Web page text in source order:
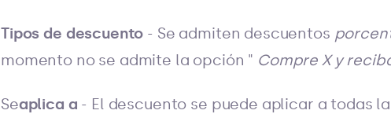
Tipos de descuento - Se admiten descuentos
momento no se admite la opción " Compre X y
Seaplica a - El descuento se puede aplicar a todas